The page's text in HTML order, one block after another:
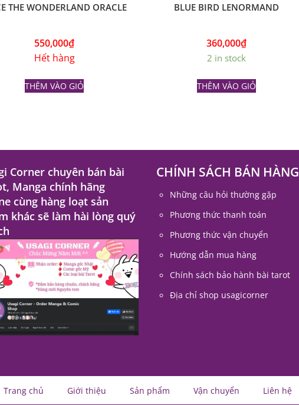
THE WONDERLAND ORACLE
550,000₫
Hết hàng
THÊM VÀO GIỎ
BLUE BIRD LENORMAND
360,000₫
2 in stock
THÊM VÀO GIỎ
Corner chuyên bán bài
Manga chính hãng
cùng hàng loạt sản
khác sẽ làm hài lòng quý
CHÍNH SÁCH BÁN HÀNG
Những câu hỏi thường gặp
Phương thức thanh toán
Phương thức vận chuyển
Hướng dẫn mua hàng
Chính sách bảo hành bài tarot
Địa chỉ shop usagicorner
Trang chủ Giới thiệu Sản phẩm Vận chuyển Liên hệ